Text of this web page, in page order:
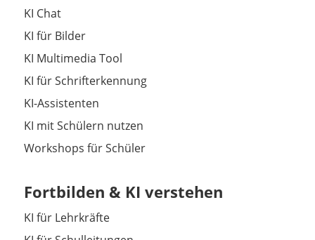
KI Chat
KI für Bilder
KI Multimedia Tool
KI für Schrifterkennung
KI-Assistenten
KI mit Schülern nutzen
Workshops für Schüler
Fortbilden & KI verstehen
KI für Lehrkräfte